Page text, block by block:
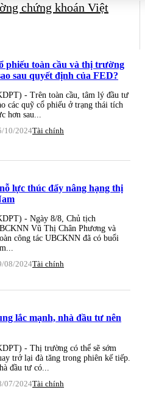
chứng khoán Việt
phiếu toàn cầu và thị trường
sau quyết định của FED?
- Trên toàn cầu, tâm lý đầu tư
các quỹ cổ phiếu ở trạng thái tích
hơn sau...
10/2024Tài chính
lực thúc đẩy nâng hạng thị
- Ngày 8/8, Chủ tịch
Vũ Thị Chân Phương và
công tác UBCKNN đã có buổi
08/2024Tài chính
lắc mạnh, nhà đầu tư nên
- Thị trường có thể sẽ sớm
trở lại đà tăng trong phiên kế tiếp.
đầu tư có...
07/2024Tài chính